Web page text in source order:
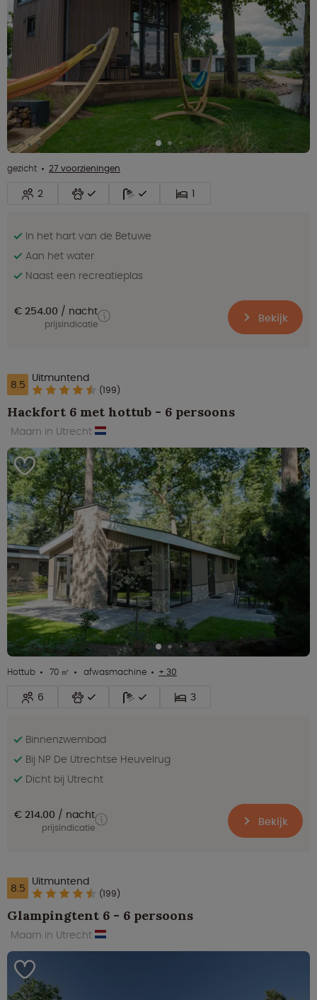
gezicht 27 voorzieningen
2 1
In het hart van de Betuwe
Aan het water
Naast een recreatieplas
€ 254.00 nacht
prijsindicatie Bekijk
8.5 Uitmuntend
(199)
Hackfort 6 met hottub - 6 persoons
Maarn in Utrecht
Hottub 70 ㎡ afwasmachine + 30
6 3
Binnenzwembad
Bij NP De Utrechtse Heuvelrug
Dicht bij Utrecht
€ 214.00 nacht
prijsindicatie Bekijk
8.5 Uitmuntend
(199)
Glampingtent 6 - 6 persoons
Maarn in Utrecht